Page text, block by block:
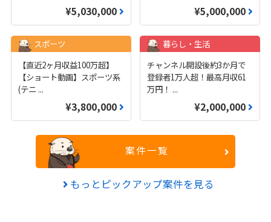
¥5,030,000 ¥5,000,000
スポーツ
【直近2ヶ月収益100万超】
【ショート動画】スポーツ系
(テニ ...
¥3,800,000
暮らし・生活
チャンネル開設後約3か月で
登録者1万人超！最高月収61
万円！ ...
¥2,000,000
案件一覧
もっとピックアップ案件を見る